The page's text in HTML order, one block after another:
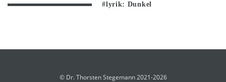
#lyrik: Dunkel
© Dr. Thorsten Stegemann 2021-2026